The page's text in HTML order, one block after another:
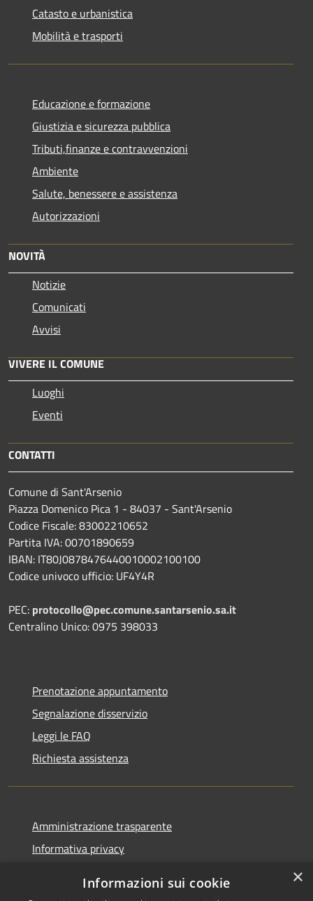
Catasto e urbanistica
Mobilità e trasporti
Educazione e formazione
Giustizia e sicurezza pubblica
Tributi,finanze e contravvenzioni
Ambiente
Salute, benessere e assistenza
Autorizzazioni
NOVITÀ
Notizie
Comunicati
Avvisi
VIVERE IL COMUNE
Luoghi
Eventi
CONTATTI
Comune di Sant'Arsenio
Piazza Domenico Pica 1 - 84037 - Sant'Arsenio
Codice Fiscale: 83002210652
Partita IVA: 00701890659
IBAN: IT80J0878476440010002100100
Codice univoco ufficio: UF4Y4R
PEC: protocollo@pec.comune.santarsenio.sa.it
Centralino Unico: 0975 398033
Prenotazione appuntamento
Segnalazione disservizio
Leggi le FAQ
Richiesta assistenza
Amministrazione trasparente
Informativa privacy
Dichiarazione di accessibilità
×
Informazioni sui cookie